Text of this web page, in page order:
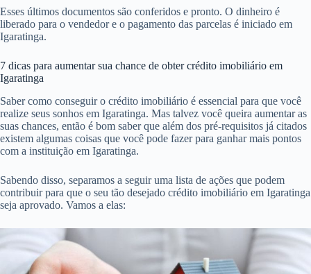
Esses últimos documentos são conferidos e pronto. O dinheiro é
liberado para o vendedor e o pagamento das parcelas é iniciado em
Igaratinga.
7 dicas para aumentar sua chance de obter crédito imobiliário em
Igaratinga
Saber como conseguir o crédito imobiliário é essencial para que você
realize seus sonhos em Igaratinga. Mas talvez você queira aumentar as
suas chances, então é bom saber que além dos pré-requisitos já citados
existem algumas coisas que você pode fazer para ganhar mais pontos
com a instituição em Igaratinga.
Sabendo disso, separamos a seguir uma lista de ações que podem
contribuir para que o seu tão desejado crédito imobiliário em Igaratinga
seja aprovado. Vamos a elas: